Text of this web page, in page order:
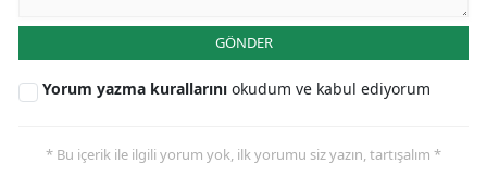
GÖNDER
Yorum yazma kurallarını okudum ve kabul ediyorum
* Bu içerik ile ilgili yorum yok, ilk yorumu siz yazın, tartışalım *